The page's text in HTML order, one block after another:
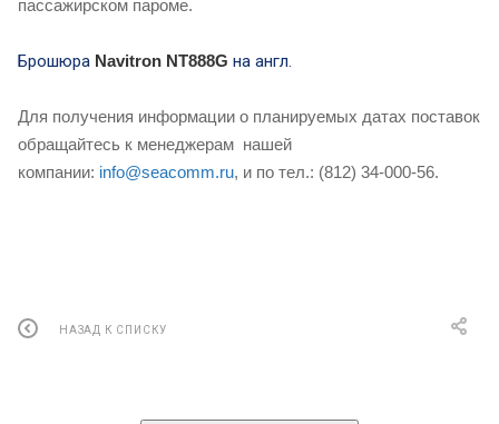
пассажирском пароме.
Брошюра Navitron NT888G на англ.
Для получения информации о планируемых датах поставок
обращайтесь к менеджерам нашей
компании: info@seacomm.ru, и по тел.: (812) 34-000-56.
НАЗАД К СПИСКУ